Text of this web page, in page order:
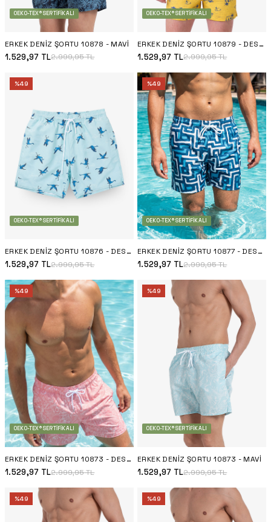
OEKO-TEX® SERTIFIKALI
ERKEK DENIZ ŞORTU 10878 - MAVI
1.529,97 TL2.999,95TL
OEKO-TEX® SERTIFIKALI
ERKEK DENIZ ŞORTU 10879 - DESENLI
1.529,97 TL2.999,95TL
%49
OEKO-TEX® SERTIFIKALI
ERKEK DENIZ ŞORTU 10876 - DESENLI
1.529,97 TL2.999,95TL
%49
OEKO-TEX® SERTIFIKALI
ERKEK DENIZ ŞORTU 10877 - DESENLI
1.529,97 TL2.999,95TL
%49
OEKO-TEX® SERTIFIKALI
ERKEK DENIZ ŞORTU 10873 - DESENLI
1.529,97 TL2.999,95TL
%49
OEKO-TEX® SERTIFIKALI
ERKEK DENIZ ŞORTU 10873 - MAVI
1.529,97 TL2.999,95TL
%49 %49